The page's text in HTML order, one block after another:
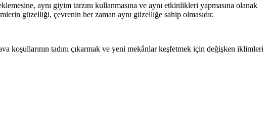
aynı giyim tarzını kullanmasına ve aynı etkinlikleri yapmasına olanak
güzelliği, çevrenin her zaman aynı güzelliğe sahip olmasıdır.
koşullarının tadını çıkarmak ve yeni mekânlar keşfetmek için değişken iklimleri